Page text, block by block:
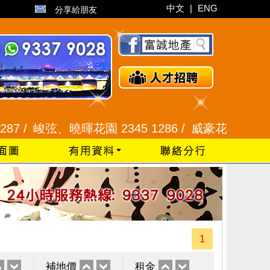
分享給朋友 中文 | ENG
峻弦、曉暉花園 2345 1286 /威豪花園 2345
1
補地價 租金